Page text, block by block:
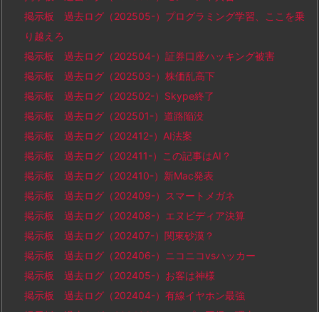
掲示板 過去ログ（202505-）プログラミング学習、ここを乗
り越えろ
掲示板 過去ログ（202504-）証券口座ハッキング被害
掲示板 過去ログ（202503-）株価乱高下
掲示板 過去ログ（202502-）Skype終了
掲示板 過去ログ（202501-）道路陥没
掲示板 過去ログ（202412-）AI法案
掲示板 過去ログ（202411-）この記事はAI？
掲示板 過去ログ（202410-）新Mac発表
掲示板 過去ログ（202409-）スマートメガネ
掲示板 過去ログ（202408-）エヌビディア決算
掲示板 過去ログ（202407-）関東砂漠？
掲示板 過去ログ（202406-）ニコニコvsハッカー
掲示板 過去ログ（202405-）お客は神様
掲示板 過去ログ（202404-）有線イヤホン最強